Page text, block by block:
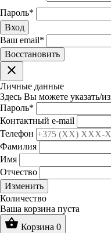
Пароль*
Вход
Ваш email*
Воcстановить
clear
Личные данные
Здесь Вы можете указать/
Пароль*
Контактный e-mail
Телефон
Фамилия
Имя
Отчество
Изменить
Количество
Ваша корзина пуста
shopping_basket Корзина 0